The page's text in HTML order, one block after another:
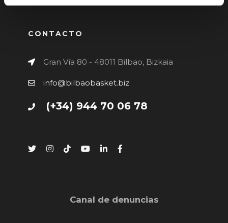
CONTACTO
Gran Vía 80 - 48011 Bilbao, Bizkaia
info@bilbaobasket.biz
(+34) 944 70 06 78
Canal de denuncias